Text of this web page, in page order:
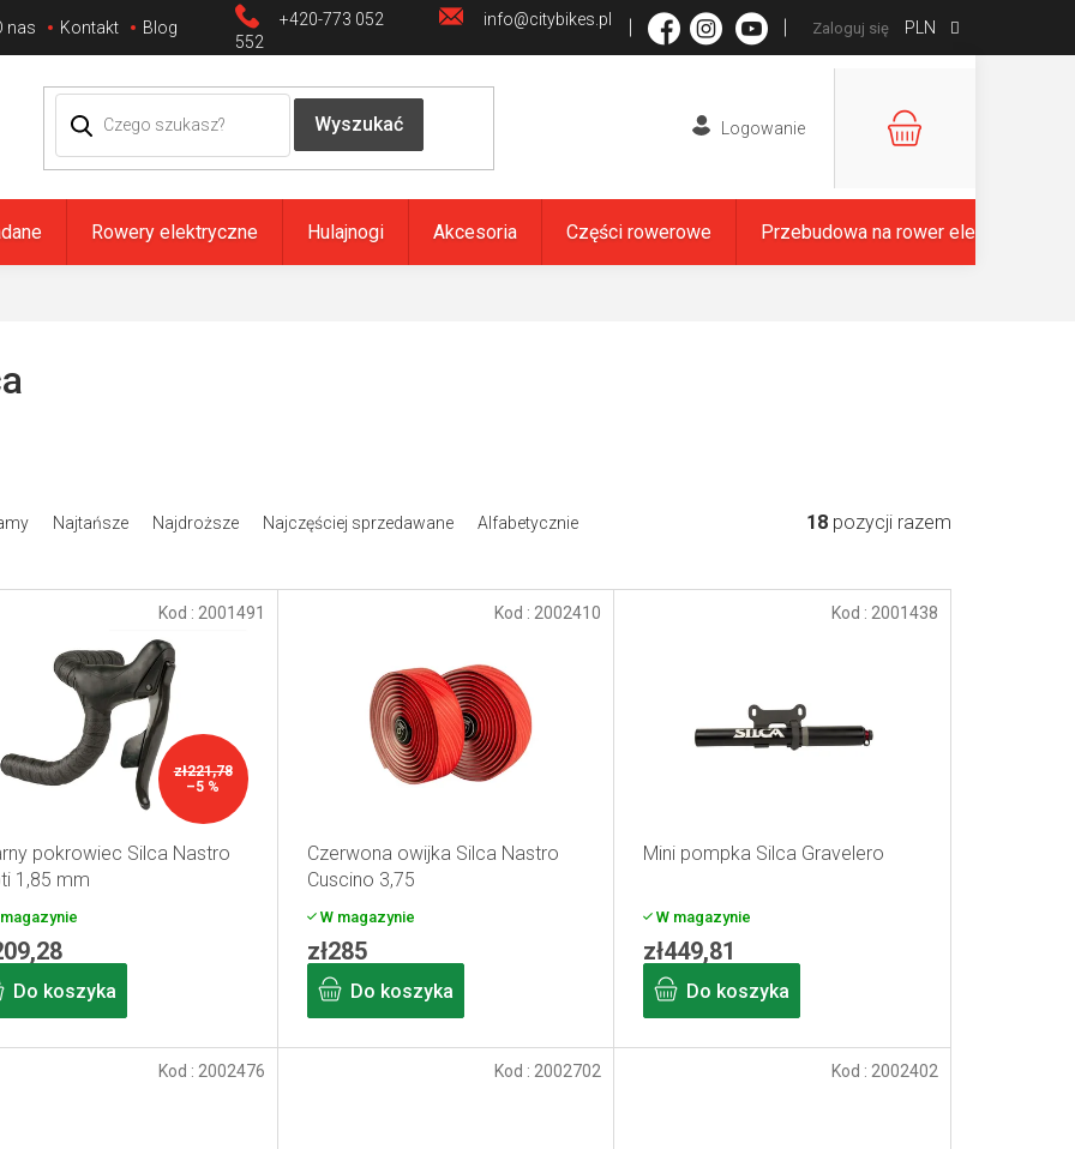
+420-773 052
552
info@citybikes.pl
nas Kontakt Blog PLN
Zaloguj się
KOSZYK
Rowery elektryczne Hulajnogi Akcesoria Części rowerowe Przebudowa na rower elektryczny
Najtańsze Najdroższe Najczęściej sprzedawane Alfabetycznie 18 pozycji razem
zł221,78
–5 %
pokrowiec Silca Nastro
1,85 mm
Do koszyka
Kod : 2001491
Czerwona owijka Silca Nastro
Cuscino 3,75
W magazynie
zł285
Do koszyka
Kod :2002410
Mini pompka Silca Gravelero
W magazynie
zł449,81
Do koszyka
Kod : 2001438
Kod : 2002476 Kod : 2002702 Kod : 2002402